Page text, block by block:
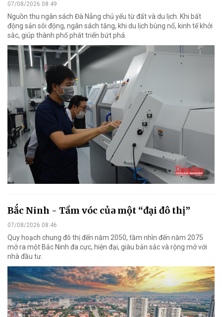
07/08/2026 08:49
Nguồn thu ngân sách Đà Nẵng chủ yếu từ đất và du lịch. Khi bất
động sản sôi động, ngân sách tăng, khi du lịch bùng nổ, kinh tế khởi
sắc, giúp thành phố phát triển bứt phá.
Bắc Ninh - Tầm vóc của một “đại đô thị”
07/08/2026 08:46
Quy hoạch chung đô thị đến năm 2050, tầm nhìn đến năm 2075
mở ra một Bắc Ninh đa cực, hiện đại, giàu bản sắc và rộng mở với
nhà đầu tư.